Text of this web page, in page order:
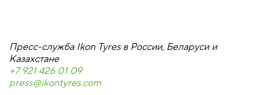
Пресс-служба Ikon Tyres в России, Беларуси и
Казахстане
+7 921 426 01 09
press@ikontyres.com